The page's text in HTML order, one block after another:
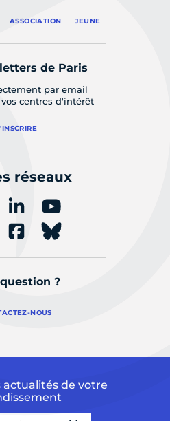
ASSOCIATION JEUNE
de Paris
par email
centres d'intérêt
réseaux
?
NOUS
actualités de votre